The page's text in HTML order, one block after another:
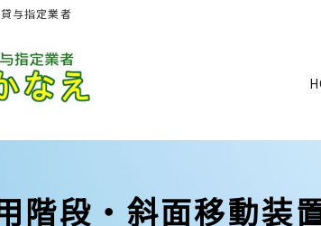
与指定業者
階段・斜面移動装